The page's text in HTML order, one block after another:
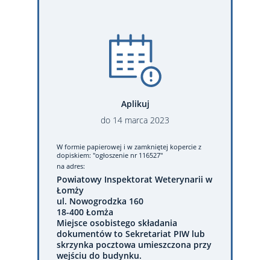
Aplikuj
do 14 marca 2023
W formie papierowej i w zamkniętej kopercie z
dopiskiem: "ogłoszenie nr 116527"
na adres:
Powiatowy Inspektorat Weterynarii w
Łomży
ul. Nowogrodzka 160
18-400 Łomża
Miejsce osobistego składania
dokumentów to Sekretariat PIW lub
skrzynka pocztowa umieszczona przy
wejściu do budynku.